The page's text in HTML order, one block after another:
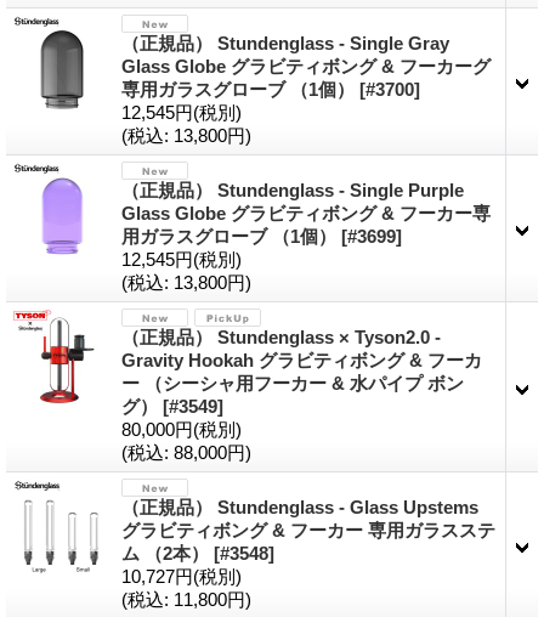
（正規品） Stundenglass - Single Gray
Glass Globe グラビティボング & フーカーグ
専用ガラスグローブ （1個） [#3700]
12,545円(税別)
(税込: 13,800円)
（正規品） Stundenglass - Single Purple
Glass Globe グラビティボング & フーカー専
用ガラスグローブ （1個） [#3699]
12,545円(税別)
(税込: 13,800円)
（正規品） Stundenglass × Tyson2.0 -
Gravity Hookah グラビティボング & フーカ
ー （シーシャ用フーカー & 水パイプ ボン
グ） [#3549]
80,000円(税別)
(税込: 88,000円)
（正規品） Stundenglass - Glass Upstems
グラビティボング & フーカー 専用ガラスステ
ム （2本） [#3548]
10,727円(税別)
(税込: 11,800円)